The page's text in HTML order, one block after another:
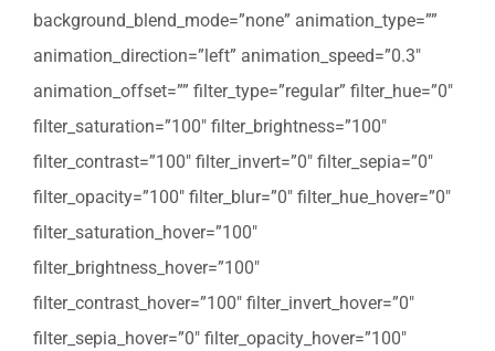
background_blend_mode=”none” animation_type=””
animation_direction=”left” animation_speed=”0.3″
animation_offset=”” filter_type=”regular” filter_hue=”0″
filter_saturation=”100″ filter_brightness=”100″
filter_contrast=”100″ filter_invert=”0″ filter_sepia=”0″
filter_opacity=”100″ filter_blur=”0″ filter_hue_hover=”0″
filter_saturation_hover=”100″
filter_brightness_hover=”100″
filter_contrast_hover=”100″ filter_invert_hover=”0″
filter_sepia_hover=”0″ filter_opacity_hover=”100″